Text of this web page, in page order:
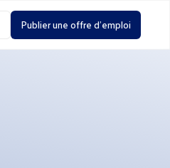
Publier une offre d'emploi